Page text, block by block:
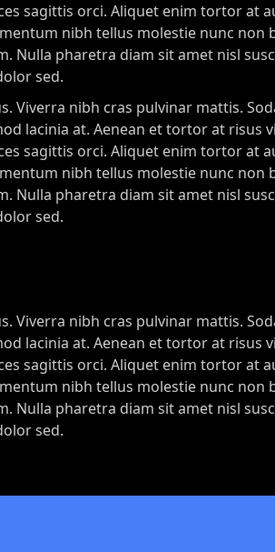
sagittis orci. Aliquet enim tortor at
nibh tellus molestie nunc non
Nulla pharetra diam sit amet nisl
sed.
Viverra nibh cras pulvinar mattis.
lacinia at. Aenean et tortor at risus
sagittis orci. Aliquet enim tortor at
nibh tellus molestie nunc non
Nulla pharetra diam sit amet nisl
sed.
Viverra nibh cras pulvinar mattis.
lacinia at. Aenean et tortor at risus
sagittis orci. Aliquet enim tortor at
nibh tellus molestie nunc non
Nulla pharetra diam sit amet nisl
sed.